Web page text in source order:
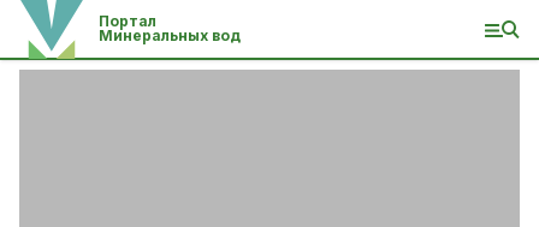
Портал
Минеральных вод